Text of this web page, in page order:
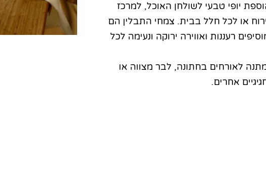
יופי טבעי לשולחן האוכל, למרכז
או לכל חלל בבית. צמחי התבלין הם
רעננות ואווירה ירוקה ונעימה לכל
לאורחים בחתונה, לבר מצווה או
אחרים.